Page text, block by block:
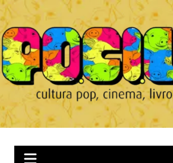
Ir
para
o
conteúdo